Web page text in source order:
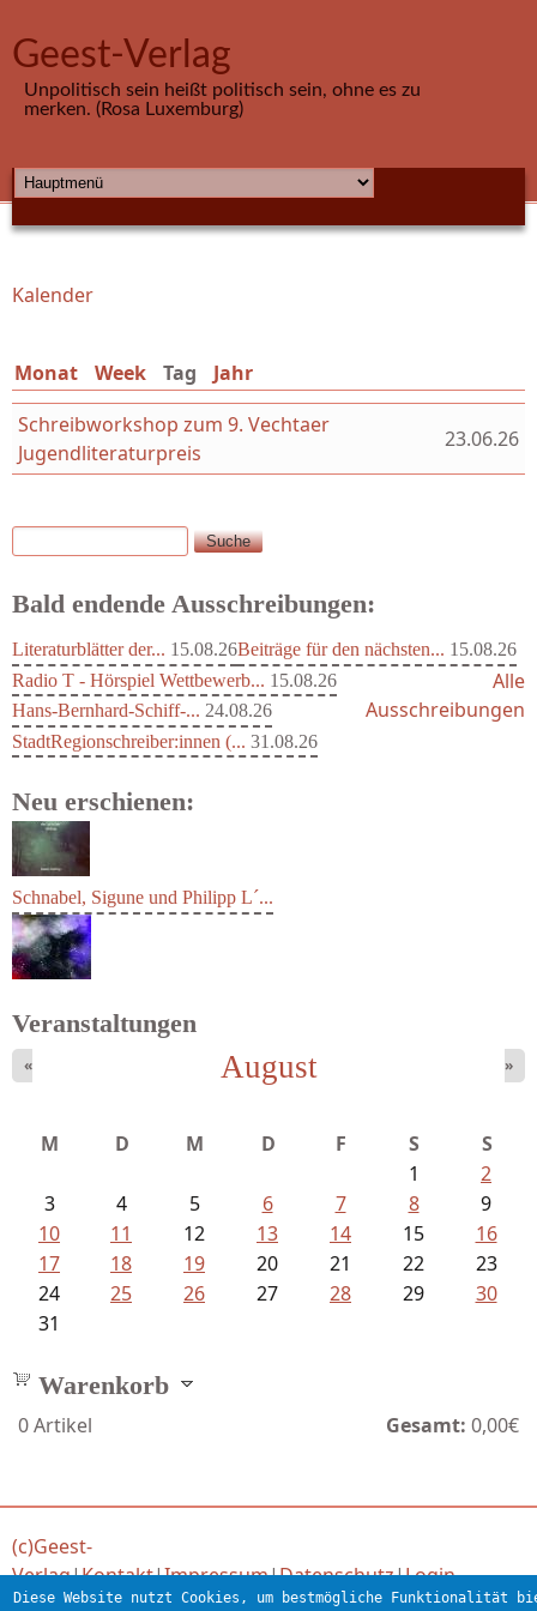
Geest-Verlag
Unpolitisch sein heißt politisch sein, ohne es zu
merken. (Rosa Luxemburg)
HAUPTMENÜ
Sie sind hier
Kalender
Monat Week Tag (aktiver Reiter)
Jahr
Schreibworkshop zum 9. Vechtaer
Jugendliteraturpreis
23.06.26
Suchformular
Suche
Bald endende Ausschreibungen:
Literaturblätter der... 15.08.26Beiträge für den nächsten... 15.08.26
Radio T - Hörspiel Wettbewerb... 15.08.26
Hans-Bernhard-Schiff-... 24.08.26
StadtRegionschreiber:innen (... 31.08.26
Alle
Ausschreibungen
Neu erschienen:
Schnabel, Sigune und Philipp L´...
Veranstaltungen
August
« »
M D M D F S
S
1
2
3
4 5 6 7 8
9
10
11 12 13 14 15
16
17
18 19 20 21 22
23
24
25 26 27 28 29
30
31
Warenkorb
0Artikel Gesamt: 0,00€
(c)Geest-
Verlag|Kontakt|Impressum|Datenschutz|Login
Diese Website nutzt Cookies, um bestmögliche Funktionalität